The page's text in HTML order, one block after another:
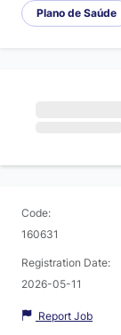
Plano de Saúde
Code:
160631
Registration Date:
2026-05-11
Report Job